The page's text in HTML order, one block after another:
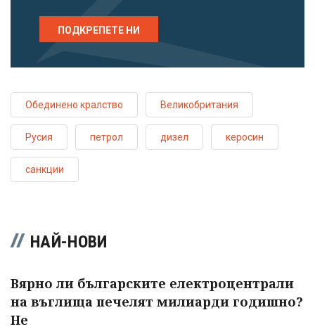
ПОДКРЕПЕТЕ НИ
Обединено кралство Великобритания
Русия петрол дизел керосин
санкции
НАЙ-НОВИ
Вярно ли българските електроцентрали
на въглища печелят милиарди годишно?
Не